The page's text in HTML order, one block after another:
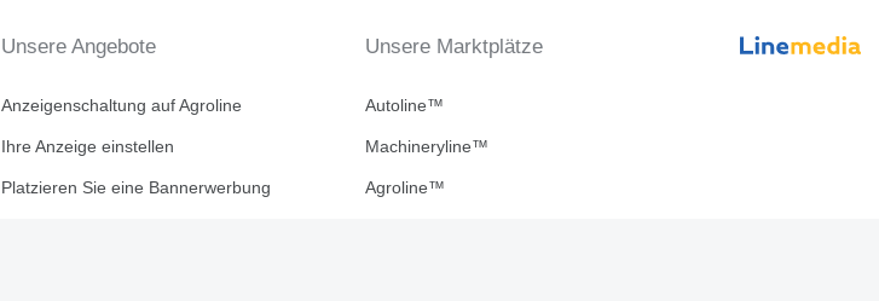
Unsere Angebote
Anzeigenschaltung auf Agroline
Ihre Anzeige einstellen
Platzieren Sie eine Bannerwerbung
Unsere Marktplätze
Autoline™
Machineryline™
Agroline™